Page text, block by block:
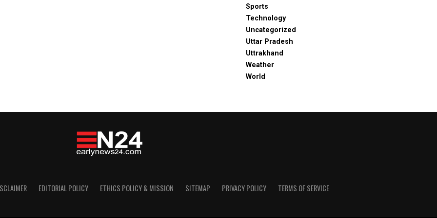
Sports
Technology
Uncategorized
Uttar Pradesh
Uttrakhand
Weather
World
EDITORIAL POLICY ETHICS POLICY & MISSION SITEMAP PRIVACY POLICY TERMS OF SERVICE